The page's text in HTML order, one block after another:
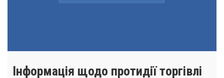
Інформація щодо протидії торгівлі